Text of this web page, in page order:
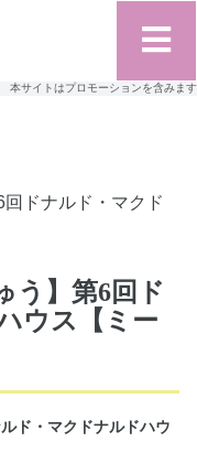
本サイトはプロモーションを含みます
ドナルド・マクド
う】第6回ド
ウス【ミー
ド・マクドナルドハウ